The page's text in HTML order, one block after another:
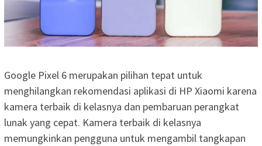
Google Pixel 6 merupakan pilihan tepat untuk
menghilangkan rekomendasi aplikasi di HP Xiaomi karena
kamera terbaik di kelasnya dan pembaruan perangkat
lunak yang cepat. Kamera terbaik di kelasnya
memungkinkan pengguna untuk mengambil tangkapan